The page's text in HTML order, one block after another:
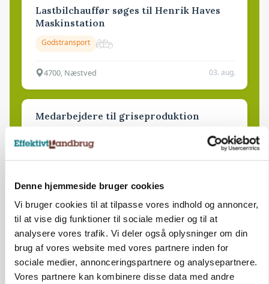
Denne hjemmeside bruger cookies
Vi bruger cookies til at tilpasse vores indhold og annoncer,
til at vise dig funktioner til sociale medier og til at
analysere vores trafik. Vi deler også oplysninger om din
brug af vores website med vores partnere inden for
sociale medier, annonceringspartnere og analysepartnere.
Vores partnere kan kombinere disse data med andre
Lastbilchauffør søges til Henrik Haves
Maskinstation
Godstransport
4700, Næstved 03. aug.
Medarbejdere til griseproduktion
Kalvepasser til ejendom i udvikling søges